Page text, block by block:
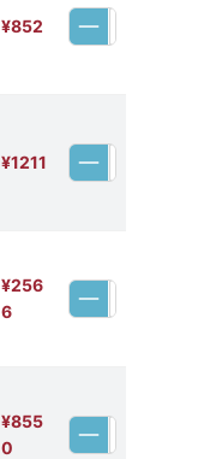
¥852
¥1211
¥256
6
¥855
0